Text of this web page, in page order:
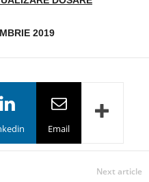
2019
Email
Next article